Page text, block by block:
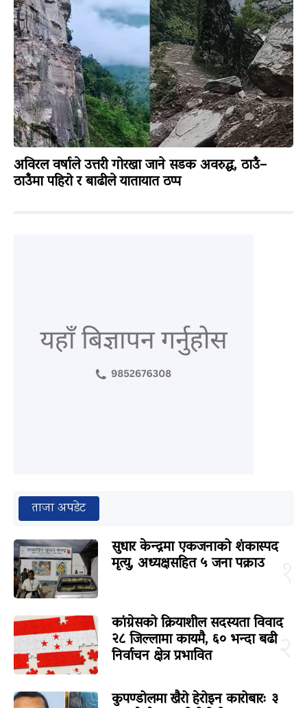
अविरल वर्षाले उत्तरी गोरखा जाने सडक अवरुद्ध, ठाउँ–
ठाउँमा पहिरो र बाढीले यातायात ठप्प
ताजा अपडेट
सुधार केन्द्रमा एकजनाको शंकास्पद
मृत्यु, अध्यक्षसहित ५ जना पक्राउ
कांग्रेसको क्रियाशील सदस्यता विवाद
२८ जिल्लामा कायमै, ६० भन्दा बढी
निर्वाचन क्षेत्र प्रभावित
कुपण्डोलमा खैरो हेरोइन कारोबारः ३